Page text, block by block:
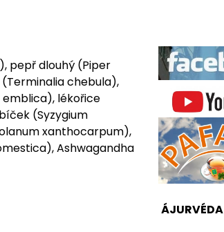
pepř dlouhý (Piper
chebula),
lékořice
(Syzygium
xanthocarpum),
Ashwagandha
ÁJURVÉDA